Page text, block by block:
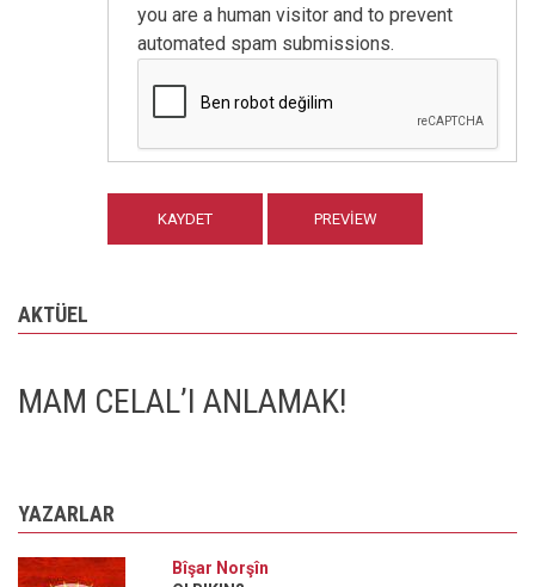
you are a human visitor and to prevent
automated spam submissions.
AKTÜEL
MAM CELAL’I ANLAMAK!
YAZARLAR
Bîşar Norşîn